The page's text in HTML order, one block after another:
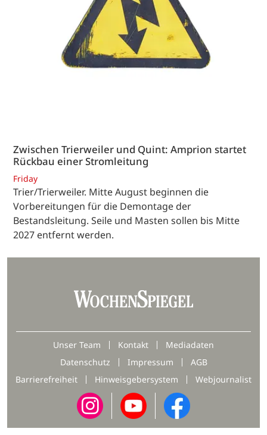
Zwischen Trierweiler und Quint: Amprion startet
Rückbau einer Stromleitung
Friday
Trier/Trierweiler. Mitte August beginnen die
Vorbereitungen für die Demontage der
Bestandsleitung. Seile und Masten sollen bis Mitte
2027 entfernt werden.
Unser Team Kontakt
Mediadaten
Datenschutz
Impressum
AGB
Barrierefreiheit
Hinweisgebersystem Webjournalist